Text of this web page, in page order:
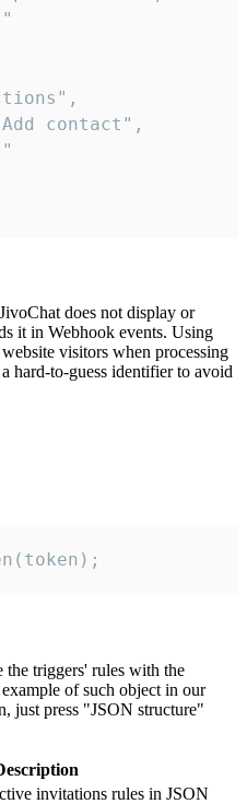
contact",
does not display or
it in Webhook events. Using
visitors when processing
hard-to-guess identifier to avoid
triggers' rules with the
of such object in our
just press "JSON structure"
invitations rules in JSON